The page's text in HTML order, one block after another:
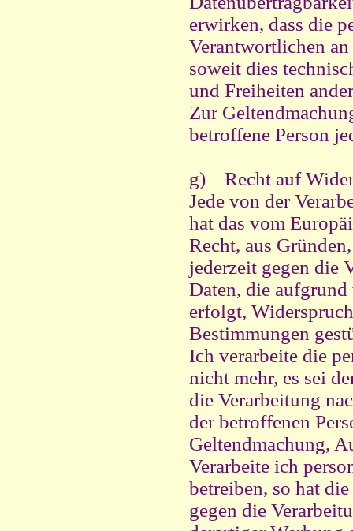
erwirken, dass die
Verantwortlichen
soweit dies
und Freiheiten
Zur
betroffene Person
g) Recht auf
Jede von der
hat das vom
Recht, aus
jederzeit gegen die
Daten, die
erfolgt,
Bestimmungen
Ich verarbeite die
nicht mehr, es sei
die Verarbeitung
der betroffenen
Geltendmachung,
Verarbeite ich
betreiben, so hat
gegen die